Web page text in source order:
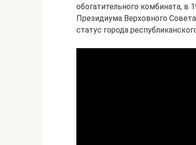
обогатительного комбината, в
Президиума Верховного
статус города